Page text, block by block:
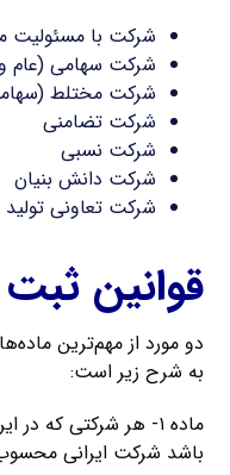
شرکت با مسئولیت
شرکت سهامی
شرکت مختلط
شرکت تضامنی
شرکت نسبی
شرکت دانش بنیان
شرکت تعاونی
قوانین
دو مورد از مهم‌ترین
به شرح زیر است:
ماده ۱- هر شرکتی که
باشد شرکت ایرانی